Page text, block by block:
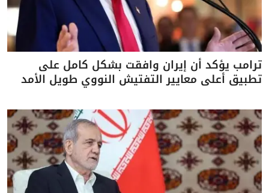
ترامب يؤكد أن إيران وافقت بشكل كامل على
تطبيق أعلى معايير التفتيش النووي طويل الأمد